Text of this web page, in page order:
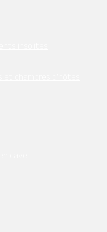
insolites
chambres d’hôtes
cave